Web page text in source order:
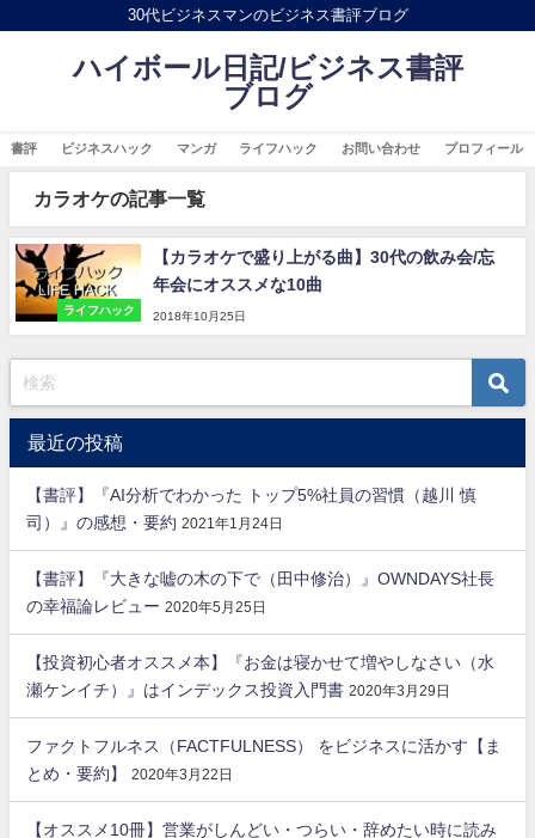
30代ビジネスマンのビジネス書評ブログ
ハイボール日記/ビジネス書評
ブログ
書評 ビジネスハック マンガ ライフハック お問い合わせ プロフィール
カラオケの記事一覧
ライフハック
【カラオケで盛り上がる曲】30代の飲み会/忘
年会にオススメな10曲
2018年10月25日
最近の投稿
【書評】『AI分析でわかった トップ5%社員の習慣（越川 慎
司）』の感想・要約 2021年1月24日
【書評】『大きな嘘の木の下で（田中修治）』OWNDAYS社長
の幸福論レビュー 2020年5月25日
【投資初心者オススメ本】『お金は寝かせて増やしなさい（水
瀬ケンイチ）』はインデックス投資入門書 2020年3月29日
ファクトフルネス（FACTFULNESS） をビジネスに活かす【ま
とめ・要約】
2020年3月22日
【オススメ10冊】営業がしんどい・つらい・辞めたい時に読み